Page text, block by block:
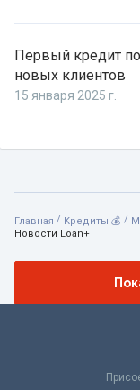
Первый кредит
новых клиентов
15 января 2025 г.
Главная / Кредиты 💰 /
Новости Loan+